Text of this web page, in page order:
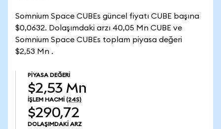
Somnium Space CUBEs güncel fiyatı CUBE başına
$0,0632. Dolaşımdaki arzı 40,05 Mn CUBE ve
Somnium Space CUBEs toplam piyasa değeri
$2,53 Mn .
PIYASA DEĞERI
$2,53 Mn
İŞLEM HACMI (24S)
$290,72
DOLAŞIMDAKI ARZ